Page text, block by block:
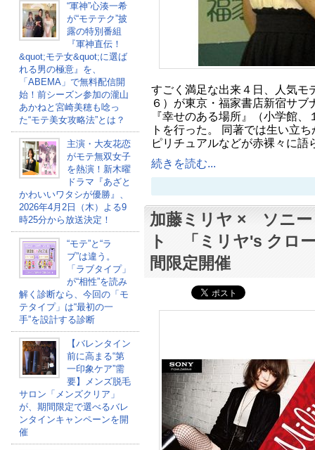
“軍神”心湊一希
が“モテテク”披
露の特別番組
『軍神直伝！
&quot;モテ女&quot;に選ば
れる男の極意』を、
「ABEMA」で無料配信開
始！前シーズン参加の瀧山
あかねと宮崎美穂も唸っ
た“モテ美女攻略法”とは？
主演・大友花恋
がモテ無双女子
を熱演！新木曜
ドラマ『あざと
かわいいワタシが優勝』、
2026年4月2日（木）よる9
時25分から放送決定！
“モテ”と“ラ
ブ”は違う。
「ラブタイプ」
が“相性”を読み
解く診断なら、今回の「モ
テタイプ」は“最初の一
手”を設計する診断
【バレンタイン
前に高まる“第
一印象ケア”需
要】メンズ脱毛
サロン「メンズクリア」
が、期間限定で選べるバレ
ンタインキャンペーンを開
催
すごく満足な出来４日、人気モ
６）が東京・福家書店新宿サブ
『幸せのある場所』（小学館
トを行った。 同著では生い立
ピリチュアルなどが赤裸々に
続きを読む...
加藤ミリヤ × ソニ
ト 「ミリヤ's クロ
間限定開催